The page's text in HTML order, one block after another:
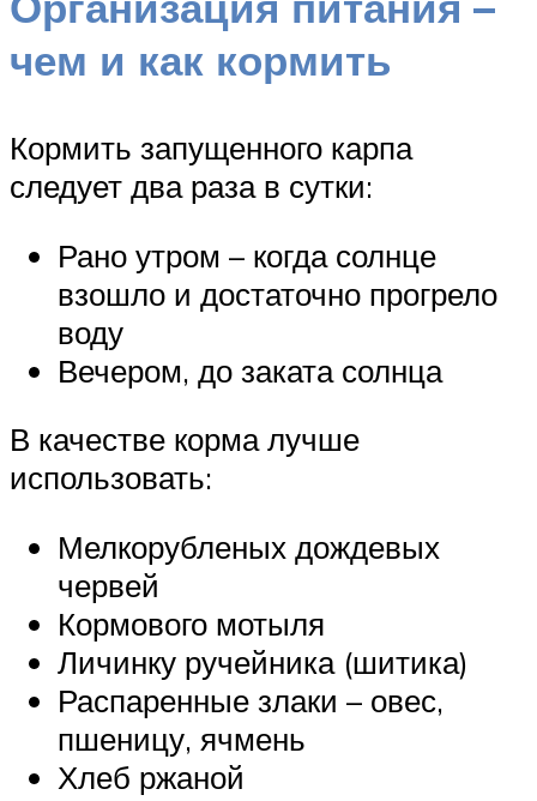
чем и как кормить
Кормить запущенного карпа
следует два раза в сутки:
Рано утром – когда солнце
взошло и достаточно прогрело
воду
Вечером, до заката солнца
В качестве корма лучше
использовать:
Мелкорубленых дождевых
червей
Кормового мотыля
Личинку ручейника (шитика)
Распаренные злаки – овес,
пшеницу, ячмень
Хлеб ржаной